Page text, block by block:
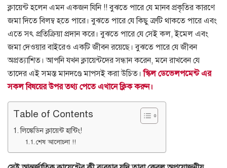
ক্লায়েন্ট হলেন এমন একজন যিনি !!বুঝতে পারে যে মানব প্রকৃতির কারণে
জমা দিতে বিলম্ব হতে পারে।বুঝতে পারে যে কিছু ত্রুটি থাকতে পারে এবং
এতে সৎ প্রতিক্রিয়া প্রদান করে।বুঝতে পারে যে সেই কল, ইমেল এবং
জমা দেওয়ার বাইরেও একটি জীবন রয়েছে।বুঝতে পারে যে জীবন
অপ্রত্যাশিত।আপনি যখন ক্লায়েন্টদের সন্ধান করেন, মনে রাখবেন যে
তাদের এই সমস্ত মানদণ্ডে মাপসই করা উচিত।স্কিল ডেভেলপমেন্ট এর
সকল বিষয়ের উপর তথ্য পেতে এখানে ক্লিক করুন।
Table of Contents
লিঙ্কেডিন ক্লায়েন্ট হান্টিং!
শেষ আলোচনা !!